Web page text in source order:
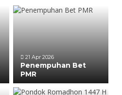
21 Apr 2026
Penempuhan Bet
PMR